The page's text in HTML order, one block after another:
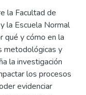
la Facultad de
la Escuela Normal
qué y cómo en la
metodológicas y
la investigación
los procesos
evidenciar